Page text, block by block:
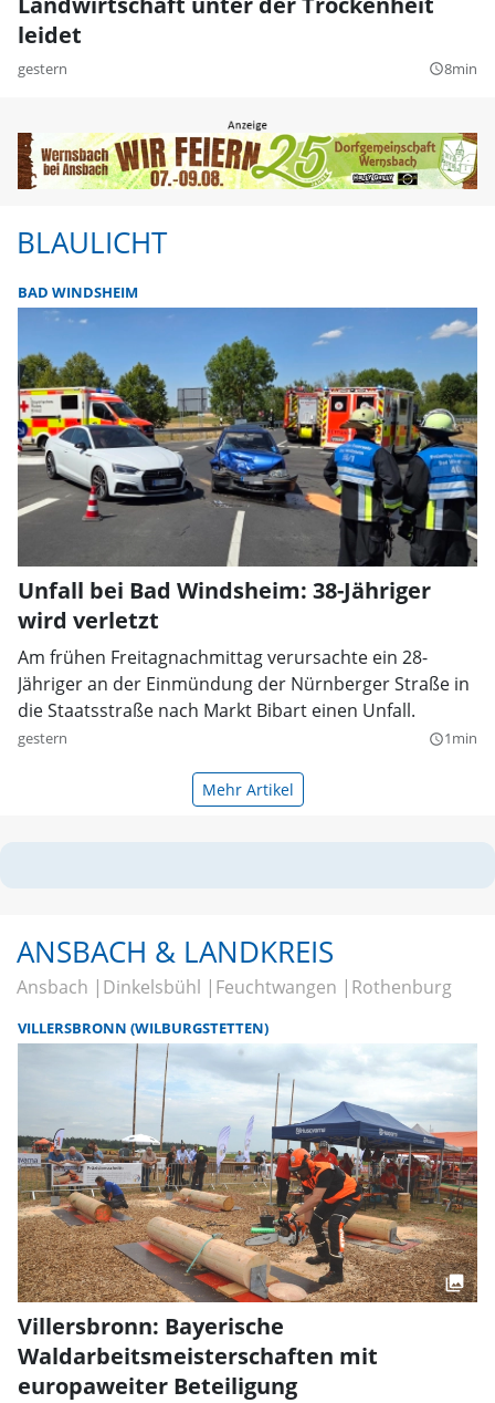
leidet
gestern query_builder8min
BLAULICHT
BAD WINDSHEIM
Unfall bei Bad Windsheim: 38-Jähriger
wird verletzt
Am frühen Freitagnachmittag verursachte ein 28-
Jähriger an der Einmündung der Nürnberger Straße in
die Staatsstraße nach Markt Bibart einen Unfall.
gestern query_builder1min
Mehr Artikel
ANSBACH & LANDKREIS
Ansbach Dinkelsbühl Feuchtwangen Rothenburg
VILLERSBRONN (WILBURGSTETTEN)
Villersbronn: Bayerische
Waldarbeitsmeisterschaften mit
europaweiter Beteiligung